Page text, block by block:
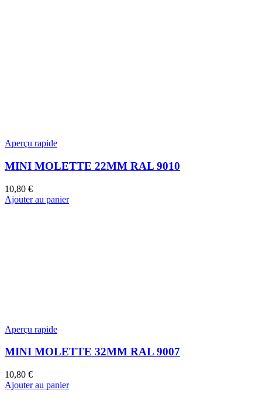
Aperçu rapide
MINI MOLETTE 22MM RAL 9010
10,80 €
Ajouter au panier
Aperçu rapide
MINI MOLETTE 32MM RAL 9007
10,80 €
Ajouter au panier